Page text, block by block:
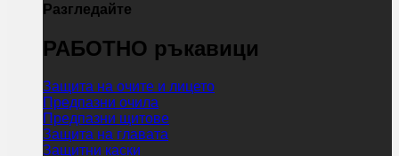
Разгледайте
РАБОТНО ръкавици
Защита на очите и лицето
Предпазни очила
Предпазни щитове
Защита на главата
Защитни каски